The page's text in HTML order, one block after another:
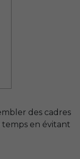
des cadres
en évitant